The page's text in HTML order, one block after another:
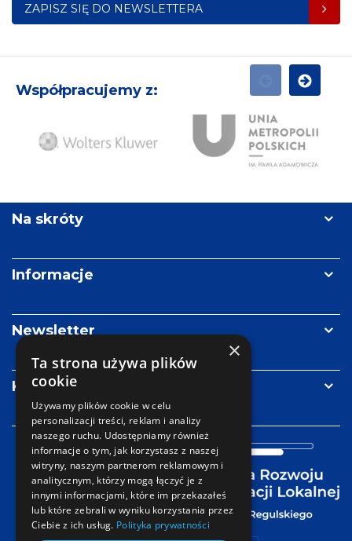
ZAPISZ SIĘ DO NEWSLETTERA
Współpracujemy z: POPRZEDNI
Adamowicza
Na skróty
Informacje
Newsletter
Kontakt
×
Ta strona używa plików
cookie
Używamy plików cookie w celu
personalizacji treści, reklam i analizy
naszego ruchu. Udostępniamy również
informacje o tym, jak korzystasz z naszej
witryny, naszym partnerom reklamowym i
analitycznym, którzy mogą łączyć je z
innymi informacjami, które im przekazałeś
lub które zebrali w wyniku korzystania przez
Ciebie z ich usług. Polityka prywatności